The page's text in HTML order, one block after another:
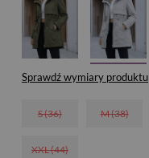
Sprawdź wymiary produktu
S (36) M (38)
XXL (44)